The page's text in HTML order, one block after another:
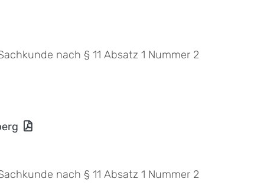
nach § 11 Absatz 1 Nummer 2
nach § 11 Absatz 1 Nummer 2